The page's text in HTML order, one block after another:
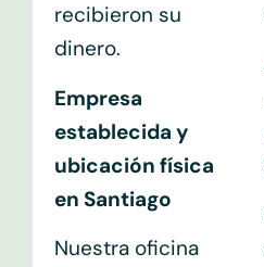
recibieron su
dinero.
Empresa
establecida y
ubicación física
en Santiago
Nuestra oficina